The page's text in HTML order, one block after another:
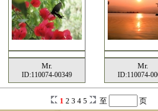
Mr.
ID:110074-00349
Mr.
ID:110074-
1 2 3 4 5 至 页